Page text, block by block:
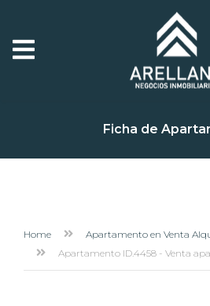
Ficha de
Home
Apartamento en Venta
Apartamento ID.4458 - Venta